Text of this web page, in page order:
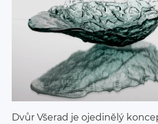
Dvůr Všerad je ojedinělý